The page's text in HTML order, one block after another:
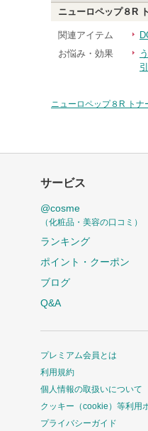
ニューロペップ８R
関連アイテム
お悩み・効果
ニューロペップ８R トナ
サービス
@cosme
（化粧品・美容の口コミ）
ランキング
ポイント・クーポン
ブログ
Q&A
プレミアム会員とは
利用規約
個人情報の取扱いについて
クッキー（cookie）等利用
プライバシーガイド